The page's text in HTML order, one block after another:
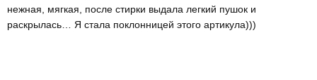
нежная, мягкая, после стирки выдала легкий пушок и
раскрылась… Я стала поклонницей этого артикула)))